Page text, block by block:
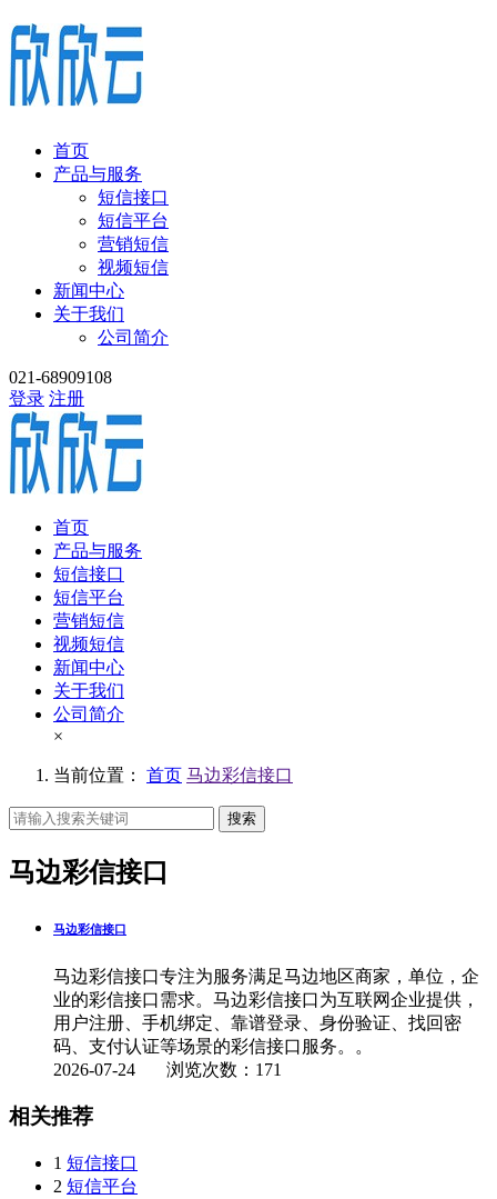
首页
产品与服务
短信接口
短信平台
营销短信
视频短信
新闻中心
关于我们
公司简介
021-68909108
登录 注册
首页
产品与服务
短信接口
短信平台
营销短信
视频短信
新闻中心
关于我们
公司简介
×
当前位置： 首页 马边彩信接口
搜索
马边彩信接口
马边彩信接口
马边彩信接口专注为服务满足马边地区商家，单位，企
业的彩信接口需求。马边彩信接口为互联网企业提供，
用户注册、手机绑定、靠谱登录、身份验证、找回密
码、支付认证等场景的彩信接口服务。。
2026-07-24 浏览次数：171
相关推荐
1 短信接口
2 短信平台